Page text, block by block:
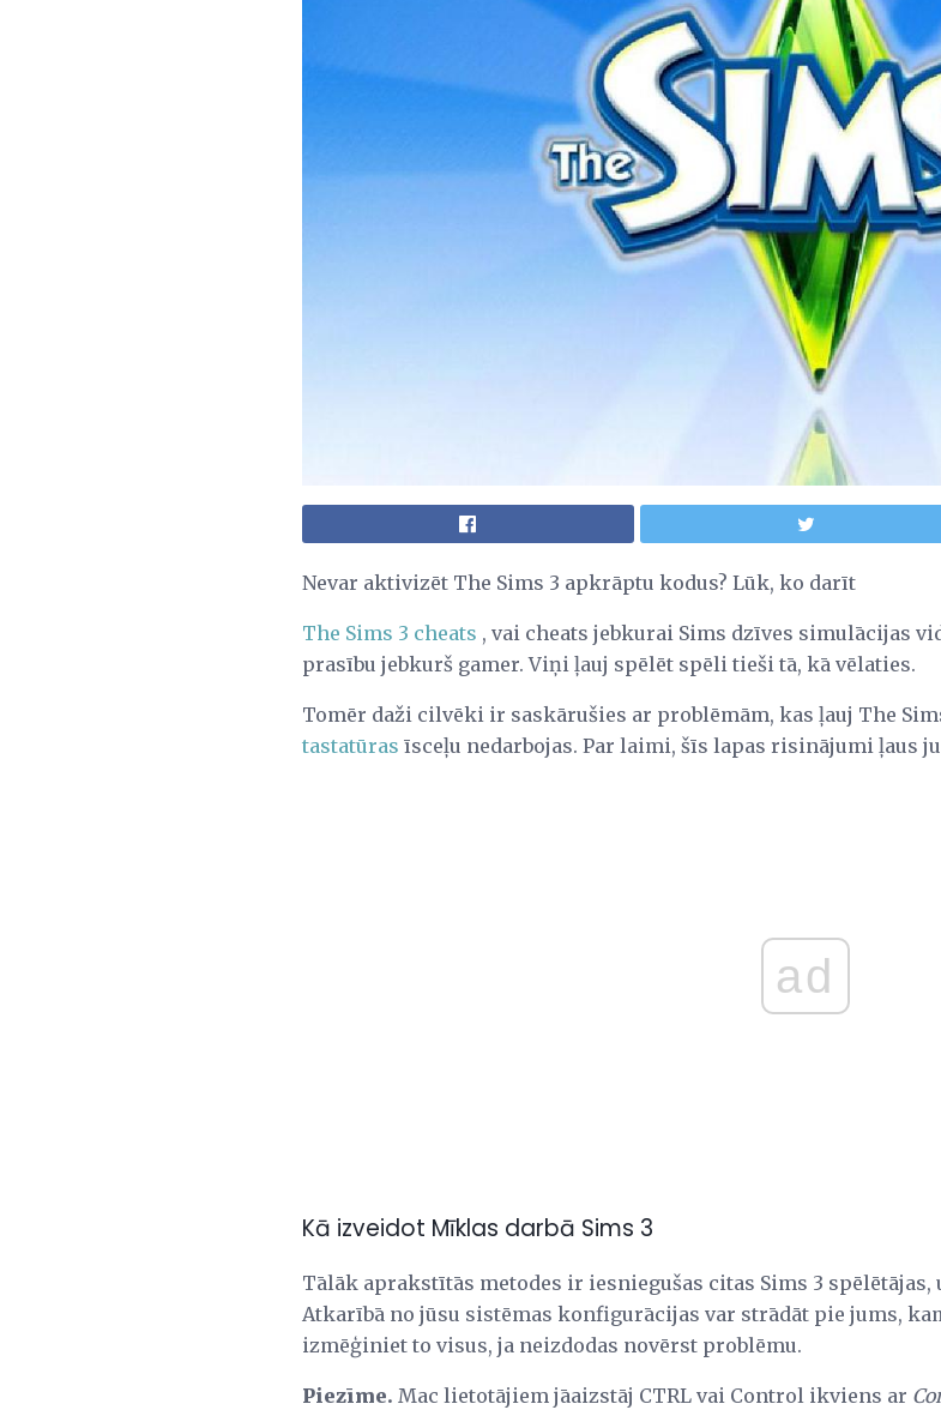
Nevar aktivizēt The Sims 3 apkrāptu kodus? Lūk, ko darīt
The Sims 3 cheats , vai cheats jebkurai Sims dzīves simulācijas
prasību jebkurš gamer. Viņi ļauj spēlēt spēli tieši tā, kā vēlaties.
Tomēr daži cilvēki ir saskārušies ar problēmām, kas ļauj The
tastatūras īsceļu nedarbojas. Par laimi, šīs lapas risinājumi ļaus
ad
Kā izveidot Mīklas darbā Sims 3
Tālāk aprakstītās metodes ir iesniegušas citas Sims 3
Atkarībā no jūsu sistēmas konfigurācijas var strādāt pie jums,
izmēģiniet to visus, ja neizdodas novērst problēmu.
Piezīme. Mac lietotājiem jāaizstāj CTRL vai Control ikviens ar